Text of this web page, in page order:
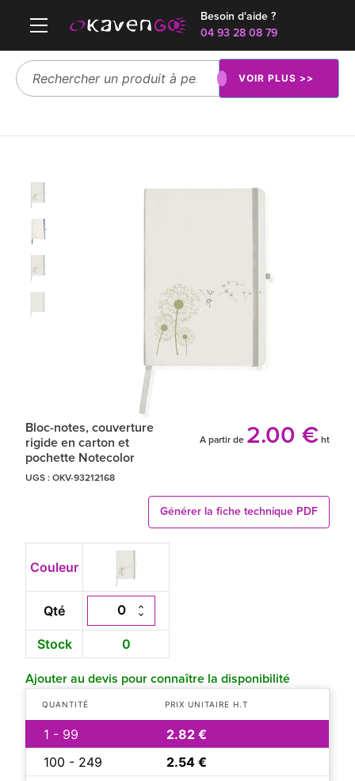
Besoin d'aide ?
04 93 28 08 79
VOIR PLUS >>
Bloc-notes, couverture
rigide en carton et
pochette Notecolor
A partir de 2.00 € ht
UGS : OKV-93212168
Générer la fiche technique PDF
Couleur
Qté
Stock 0
Ajouter au devis pour connaître la disponibilité
QUANTITÉ PRIX UNITAIRE H.T
1 - 99
2.82 €
100 - 249
2.54 €